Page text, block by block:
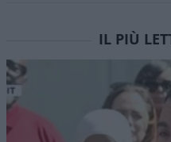
IL PIÙ